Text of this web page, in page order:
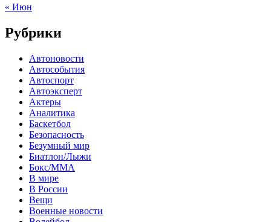
« Июн
Рубрики
Автоновости
Автособытия
Автоспорт
Автоэксперт
Актеры
Аналитика
Баскетбол
Безопасность
Безумный мир
Биатлон/Лыжи
Бокс/MMA
В мире
В России
Вещи
Военные новости